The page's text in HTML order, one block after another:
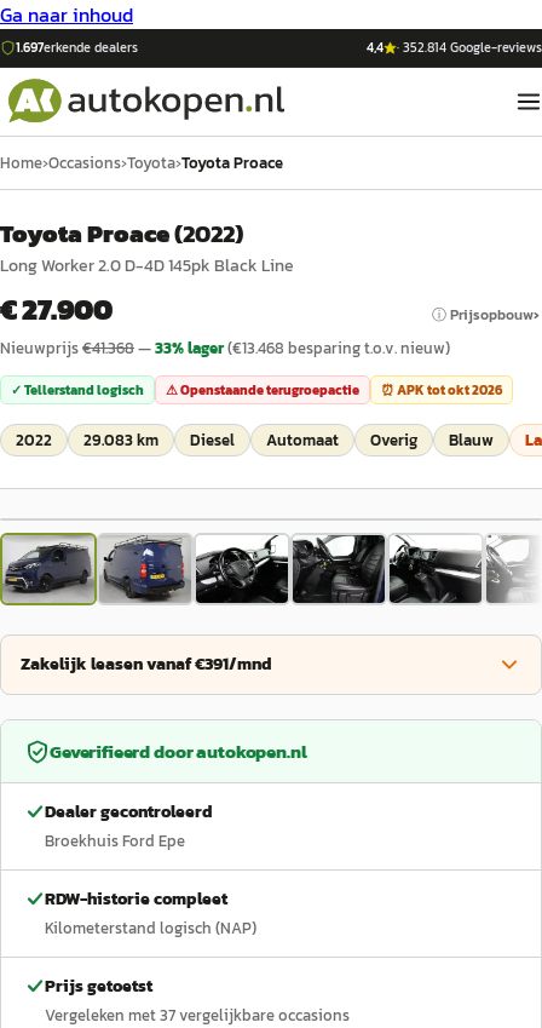
Ga naar inhoud
1.697erkende dealers 4,4 ·352.814Google-reviews
Home›Occasions›Toyota›Toyota Proace
Toyota Proace(2022)
Long Worker 2.0 D-4D 145pk Black Line
€ 27.900 ⓘ Prijsopbouw
Nieuwprijs€41.368—33% lager(€13.468 besparing t.o.v. nieuw)
✓ Tellerstand logisch ⚠ Openstaande terugroepactie ⏰ APK totokt 2026
2022 29.083 km Diesel Automaat Overig Blauw
1/30
Zakelijk leasen vanaf €391/mnd
Geverifieerd doorautokopen.nl
Dealer gecontroleerd
Broekhuis Ford Epe
RDW-historie compleet
Kilometerstand logisch (NAP)
Prijs getoetst
Vergeleken met37vergelijkbare occasions